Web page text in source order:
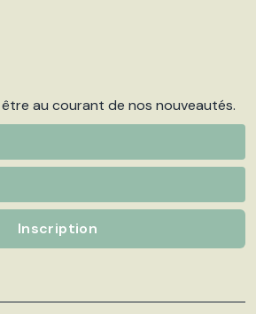
au courant de nos nouveautés.
Inscription